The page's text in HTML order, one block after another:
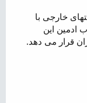
خارجی با
ادمین این
قرار می دهد.